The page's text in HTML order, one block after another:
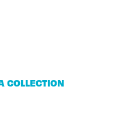
COLLECTION